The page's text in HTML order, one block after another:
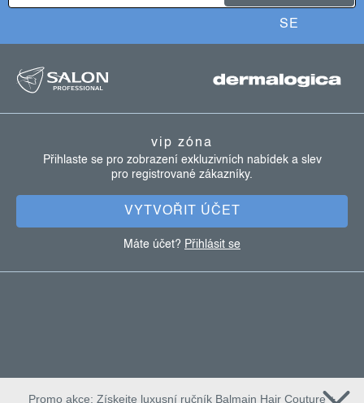
SE
vip zóna
Přihlaste se pro zobrazení exkluzivních nabídek a slev
pro registrované zákazníky.
VYTVOŘIT ÚČET
Máte účet? Přihlásit se
Promo akce: Získejte luxusní ručník Balmain Hair Couture +